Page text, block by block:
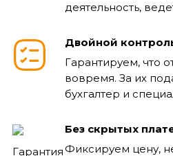
деятельность,
Двойной
Гарантируем, что
вовремя. За их
бухгалтер и
Без скрытых
Фиксируем цену,